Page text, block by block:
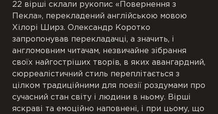
22 вірші склали рукопис «Повернення з
Пекла», перекладений англійською мовою
Хілорі Ширз. Олександр Коротко
запропонував перекладачці, а значить, і
англомовним читачам, незвичайне зібрання
своїх найгостріших творів, в яких авангардний,
сюрреалістичний стиль переплітається з
цілком традиційними для поезії роздумами про
сучасний стан світу і людини в ньому. Вірші
яскраві та емоційно наповнені, і при цьому, що